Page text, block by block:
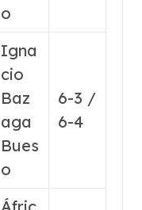
o
Igna
cio
Baz
aga
Bues
o
6-3 /
6-4